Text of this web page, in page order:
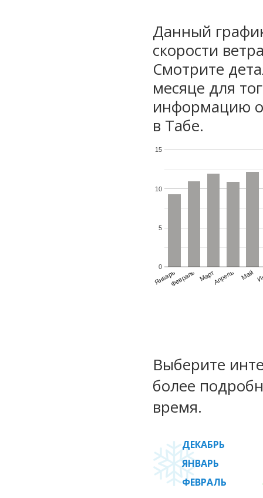
Данный
скорости
Смотрите
месяце для
информацию о
в Табе.
ЯнварьФевраль МартАпрель Май
0
5
10
15
Выберите
более
время.
ДЕКАБРЬ
ЯНВАРЬ
ФЕВРАЛЬ